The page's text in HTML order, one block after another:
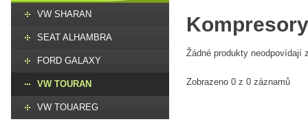
VW SHARAN
SEAT ALHAMBRA
FORD GALAXY
VW TOURAN
VW TOUAREG
Žádné produkty neodpovídají
Zobrazeno 0 z 0 záznamů